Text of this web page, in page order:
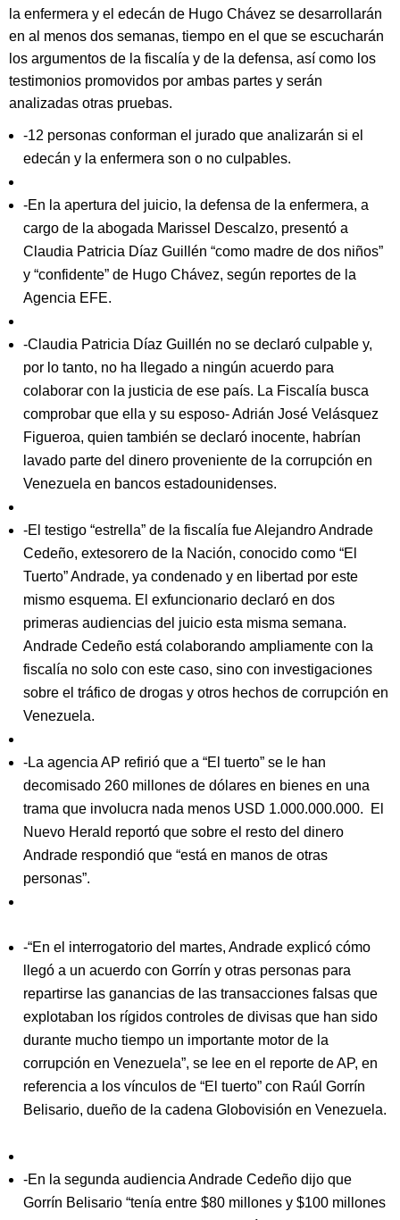
la enfermera y el edecán de Hugo Chávez se desarrollarán
en al menos dos semanas, tiempo en el que se escucharán
los argumentos de la fiscalía y de la defensa, así como los
testimonios promovidos por ambas partes y serán
analizadas otras pruebas.
-12 personas conforman el jurado que analizarán si el
edecán y la enfermera son o no culpables.
-En la apertura del juicio, la defensa de la enfermera, a
cargo de la abogada Marissel Descalzo, presentó a
Claudia Patricia Díaz Guillén “como madre de dos niños”
y “confidente” de Hugo Chávez, según reportes de la
Agencia EFE.
-Claudia Patricia Díaz Guillén no se declaró culpable y,
por lo tanto, no ha llegado a ningún acuerdo para
colaborar con la justicia de ese país. La Fiscalía busca
comprobar que ella y su esposo- Adrián José Velásquez
Figueroa, quien también se declaró inocente, habrían
lavado parte del dinero proveniente de la corrupción en
Venezuela en bancos estadounidenses.
-El testigo “estrella” de la fiscalía fue Alejandro Andrade
Cedeño, extesorero de la Nación, conocido como “El
Tuerto” Andrade, ya condenado y en libertad por este
mismo esquema. El exfuncionario declaró en dos
primeras audiencias del juicio esta misma semana.
Andrade Cedeño está colaborando ampliamente con la
fiscalía no solo con este caso, sino con investigaciones
sobre el tráfico de drogas y otros hechos de corrupción en
Venezuela.
-La agencia AP refirió que a “El tuerto” se le han
decomisado 260 millones de dólares en bienes en una
trama que involucra nada menos USD 1.000.000.000.
El
Nuevo Herald reportó que sobre el resto del dinero
Andrade respondió que “está en manos de otras
personas”.
-“En el interrogatorio del martes, Andrade explicó cómo
llegó a un acuerdo con Gorrín y otras personas para
repartirse las ganancias de las transacciones falsas que
explotaban los rígidos controles de divisas que han sido
durante mucho tiempo un importante motor de la
corrupción en Venezuela”, se lee en el reporte de AP, en
referencia a los vínculos de “El tuerto” con Raúl Gorrín
Belisario, dueño de la cadena Globovisión en Venezuela.
-En la segunda audiencia Andrade Cedeño dijo que
Gorrín Belisario “tenía entre $80 millones y $100 millones